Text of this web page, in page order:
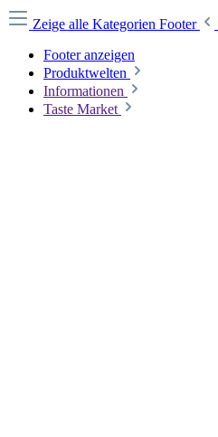
Zeige alle Kategorien Footer
Footer anzeigen
Produktwelten
Informationen
Taste Market